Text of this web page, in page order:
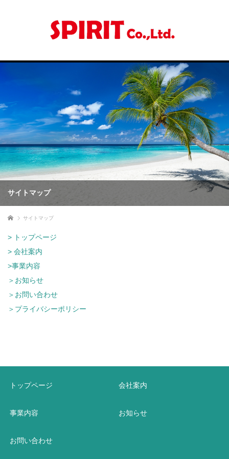
サイトマップ
ホーム サイトマップ
> トップページ
> 会社案内
>事業内容
＞お知らせ
＞お問い合わせ
＞プライバシーポリシー
トップページ 会社案内
事業内容 お知らせ
お問い合わせ